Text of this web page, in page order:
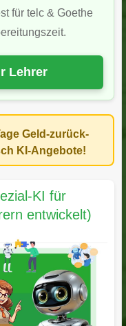
für telc & Goethe
Lehrer
Geld-zurück-
KI-Angebote!
KI für
entwickelt)